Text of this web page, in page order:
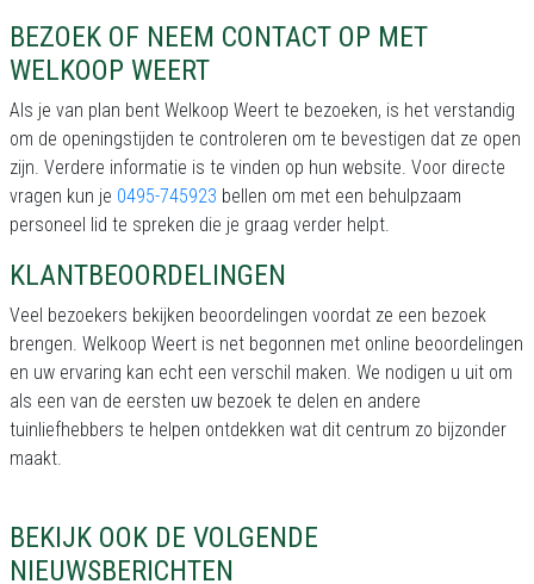
BEZOEK OF NEEM CONTACT OP MET
WELKOOP WEERT
Als je van plan bent Welkoop Weert te bezoeken, is het verstandig
om de openingstijden te controleren om te bevestigen dat ze open
zijn. Verdere informatie is te vinden op hun website. Voor directe
vragen kun je 0495-745923 bellen om met een behulpzaam
personeel lid te spreken die je graag verder helpt.
KLANTBEOORDELINGEN
Veel bezoekers bekijken beoordelingen voordat ze een bezoek
brengen. Welkoop Weert is net begonnen met online beoordelingen
en uw ervaring kan echt een verschil maken. We nodigen u uit om
als een van de eersten uw bezoek te delen en andere
tuinliefhebbers te helpen ontdekken wat dit centrum zo bijzonder
maakt.
BEKIJK OOK DE VOLGENDE
NIEUWSBERICHTEN